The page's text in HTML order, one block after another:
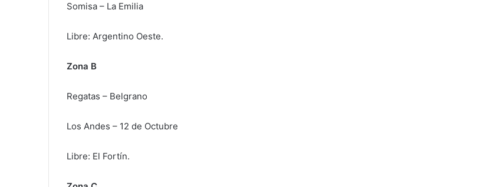
Somisa – La Emilia
Libre: Argentino Oeste.
Zona B
Regatas – Belgrano
Los Andes – 12 de Octubre
Libre: El Fortín.